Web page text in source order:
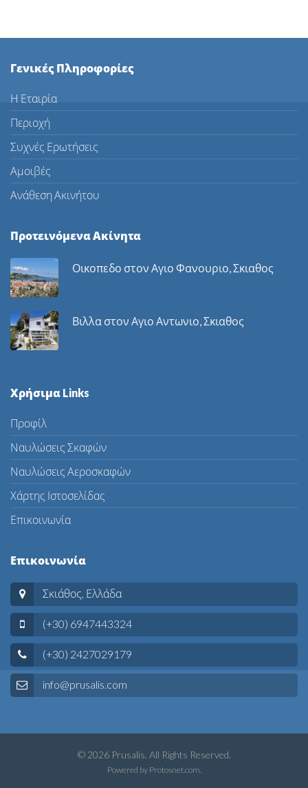
Γενικές Πληροφορίες
Η Εταιρία
Περιοχή
Συχνές Ερωτήσεις
Αμοιβές
Ανάθεση Ακινήτου
Προτεινόμενα Ακίνητα
Οικοπεδο στον Αγιο Φανουριο, Σκιαθος
Βιλλα στον Αγιο Αντωνιο, Σκιαθος
Χρήσιμα Links
Προφίλ
Ναυλώσεις Σκαφών
Ναυλώσεις Αεροσκαφών
Χάρτης Ιστοσελίδας
Επικοινωνία
Επικοινωνία
Σκιάθος, Ελλάδα
(+30) 6947443324
(+30) 2427029179
info@prusalis.com
© 2026 Prusalis. All Rights Reserved.
Powered by Protosnet.com.